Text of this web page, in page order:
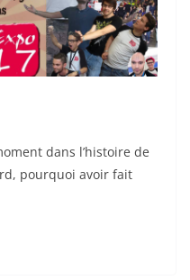
dans l’histoire de
pourquoi avoir fait